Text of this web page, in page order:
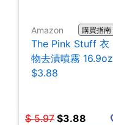
Amazon 購買指南
The Pink Stuff 衣
物去漬噴霧 16.9oz
$3.88
$ 5.97 $3.88